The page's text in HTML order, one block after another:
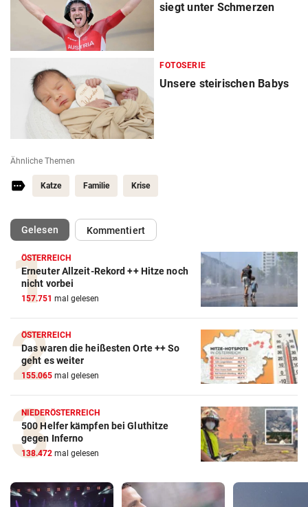
siegt unter Schmerzen
FOTOSERIE
Unsere steirischen Babys
Ähnliche Themen
Katze Familie Krise
Gelesen(ausgewählt)Kommentiert
ÖSTERREICH
Erneuter Allzeit-Rekord ++ Hitze noch
nicht vorbei
157.751 mal gelesen
ÖSTERREICH
Das waren die heißesten Orte ++ So
geht es weiter
155.065 mal gelesen
NIEDERÖSTERREICH
500 Helfer kämpfen bei Gluthitze
gegen Inferno
138.472 mal gelesen